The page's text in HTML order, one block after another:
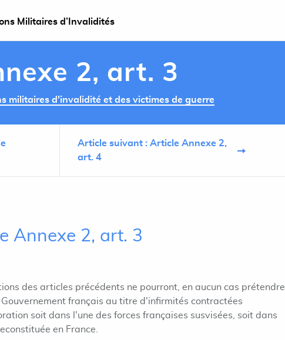
Militaires d’Invalidités
2, art. 3
militaires d'invalidité et des victimes de guerre
Article suivant : Article Annexe 2,
art. 4
Annexe 2, art. 3
des articles précédents ne pourront, en aucun cas prétendre
français au titre d'infirmités contractées
soit dans l'une des forces françaises susvisées, soit dans
en France.